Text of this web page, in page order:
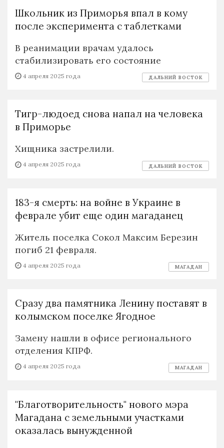
Школьник из Приморья впал в кому
после эксперимента с таблетками
В реанимации врачам удалось
стабилизировать его состояние
4 апреля 2025 года ДАЛЬНИЙ ВОСТОК
Тигр-людоед снова напал на человека
в Приморье
Хищника застрелили.
4 апреля 2025 года ДАЛЬНИЙ ВОСТОК
183-я смерть: на войне в Украине в
феврале убит еще один магаданец
Житель поселка Сокол Максим Березин
погиб 21 февраля.
4 апреля 2025 года МАГАДАН
Сразу два памятника Ленину поставят в
колымском поселке Ягодное
Замену нашли в офисе регионального
отделения КПРФ.
4 апреля 2025 года МАГАДАН
"Благотворительность" нового мэра
Магадана с земельными участками
оказалась вынужденной